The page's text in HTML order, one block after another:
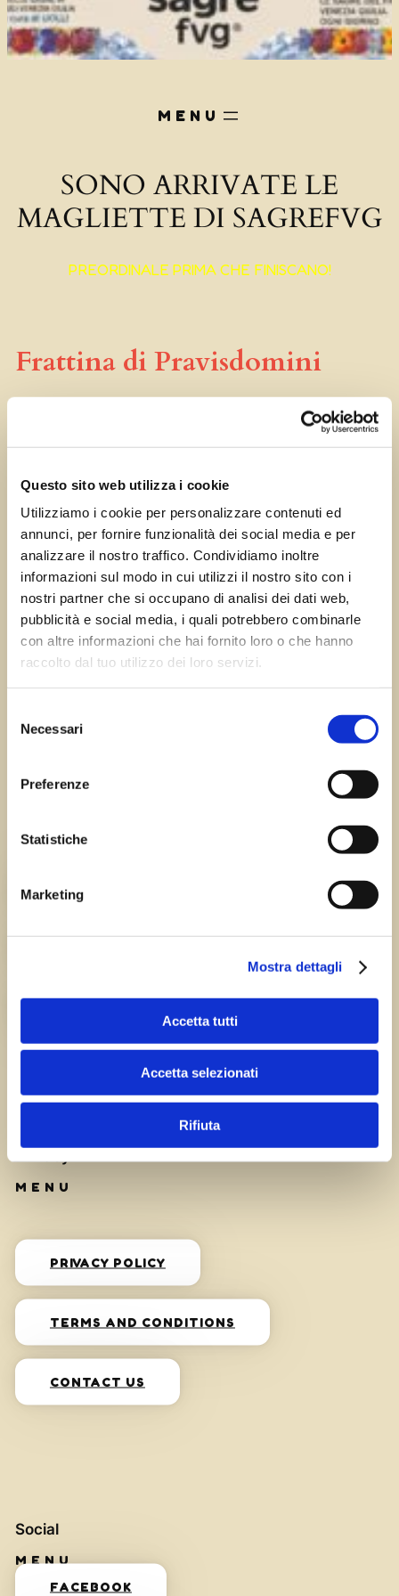
Questo sito web utilizza i cookie
Utilizziamo i cookie per personalizzare contenuti ed
annunci, per fornire funzionalità dei social media e per
analizzare il nostro traffico. Condividiamo inoltre
informazioni sul modo in cui utilizzi il nostro sito con i
nostri partner che si occupano di analisi dei dati web,
pubblicità e social media, i quali potrebbero combinarle
con altre informazioni che hai fornito loro o che hanno
raccolto dal tuo utilizzo dei loro servizi.
delNecessari
Preferenze
Statistiche
Marketing
Mostra dettagli
Accetta tutti
Accetta selezionati
Rifiuta
SONO ARRIVATE LE
MAGLIETTE DI SAGREFVG
PREORDINALE PRIMA CHE FINISCANO!
Frattina di Pravisdomini
← Precedente:
Attimis
Successivo:Chievolis
→
Errore:Modulo di contatto non trovato.
Chi siamo
TEAM
PRIVACY POLICY
TERMS AND CONDITIONS
CONTACT US
Social
FACEBOOK